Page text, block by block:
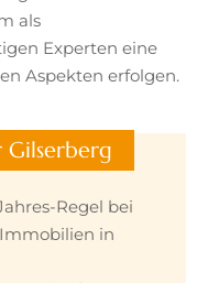
als
Experten eine
Aspekten erfolgen.
Regel bei
in